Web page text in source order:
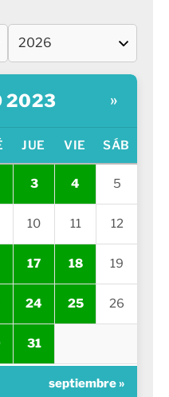
2023 »
JUE VIE SÁB
3 4 5
10 11 12
17 18 19
24 25 26
31
septiembre »